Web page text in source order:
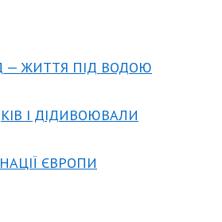
— ЖИТТЯ ПІД ВОДОЮ
І ДІДИВОЮВАЛИ
ЄВРОПИ